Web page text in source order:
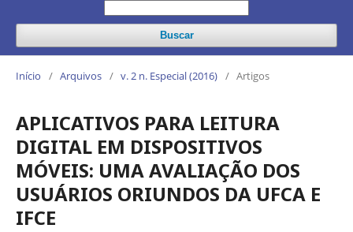
Buscar
Início / Arquivos / v. 2 n. Especial (2016) / Artigos
APLICATIVOS PARA LEITURA
DIGITAL EM DISPOSITIVOS
MÓVEIS: UMA AVALIAÇÃO DOS
USUÁRIOS ORIUNDOS DA UFCA E
IFCE